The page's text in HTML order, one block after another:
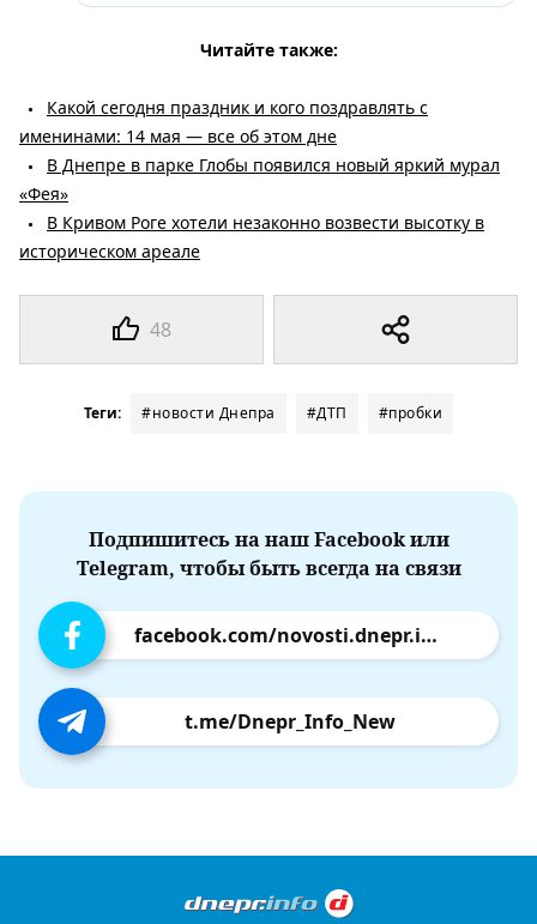
48
Читайте также:
Какой сегодня праздник и кого поздравлять с
именинами: 14 мая — все об этом дне
В Днепре в парке Глобы появился новый яркий мурал
«Фея»
В Кривом Роге хотели незаконно возвести высотку в
историческом ареале
Теги: #новости Днепра #ДТП #пробки
Подпишитесь на наш Facebook или
Telegram, чтобы быть всегда на связи
facebook.com/novosti.dnepr.info
t.me/Dnepr_Info_New